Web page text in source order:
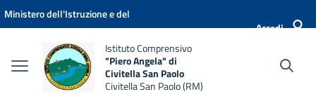
Vai ai contenuti
Vai al menu di navigazione
Vai al footer
Ministero dell'Istruzione e del
Accedi
Istituto Comprensivo
"Piero Angela" di
Civitella San Paolo
Civitella San Paolo (RM)